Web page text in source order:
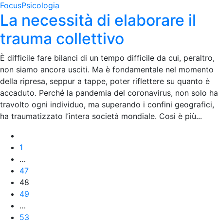
FocusPsicologia
La necessità di elaborare il
trauma collettivo
È difficile fare bilanci di un tempo difficile da cui, peraltro,
non siamo ancora usciti. Ma è fondamentale nel momento
della ripresa, seppur a tappe, poter riflettere su quanto è
accaduto. Perché la pandemia del coronavirus, non solo ha
travolto ogni individuo, ma superando i confini geografici,
ha traumatizzato l’intera società mondiale. Così è più...
1
…
47
48
49
…
53